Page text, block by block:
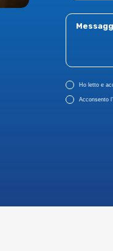
Ho letto e
Acconsento